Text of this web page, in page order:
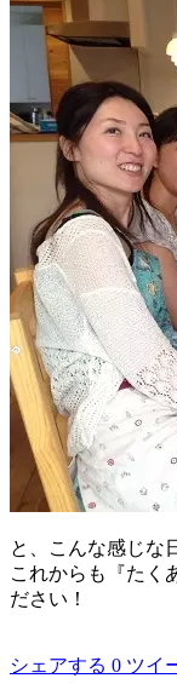
と、こんな感じな
これからも『たく
ださい！
シェアする 0 ツイ